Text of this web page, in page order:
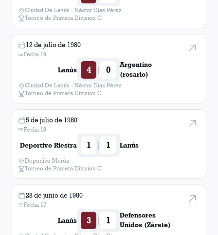
Ciudad De Lanús - Néstor Diaz Pérez
Torneo de Primera Division C
12 de julio de 1980
Fecha 19
Lanús 4 | 0
Argentino
(rosario)
Ciudad De Lanús - Néstor Diaz Pérez
Torneo de Primera Division C
5 de julio de 1980
Fecha 18
Deportivo Riestra 1 | 1 Lanús
Deportivo Morón
Torneo de Primera Division C
28 de junio de 1980
Fecha 17
Lanús 3 | 1
Defensores
Unidos (Zárate)